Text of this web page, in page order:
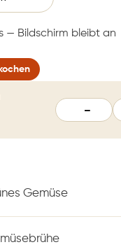
— Bildschirm bleibt an
−
Gemüse